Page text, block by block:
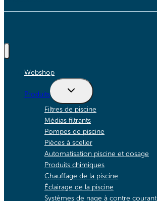
Webshop
Produits
Afficher
menu
enfant
Filtres de piscine
Médias filtrants
Pompes de piscine
Pièces à sceller
Automatisation piscine et dosage
Produits chimiques
Chauffage de la piscine
Éclairage de la piscine
Systèmes de nage à contre courant